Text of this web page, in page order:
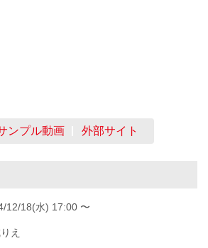
ンプル動画 外部サイト
12/18(水) 17:00 〜
え